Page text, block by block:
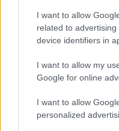
I want to allow
related to
device identifiers in
I want to allow my
Google for online
I want to allow
personalized
ΣΑΝ ΣΗΜΕΡΑ –
Μάχες του
Γάλλους